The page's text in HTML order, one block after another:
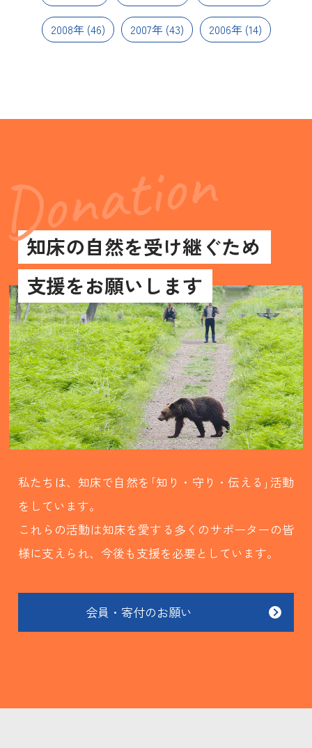
2008年(46) 2007年(43) 2006年(14)
知床の自然を受け継ぐため
支援をお願いします
私たちは、知床で自然を｢知り・守り・伝える｣活動
をしています。
これらの活動は知床を愛する多くのサポーターの皆
様に支えられ、今後も支援を必要としています。
会員・寄付のお願い